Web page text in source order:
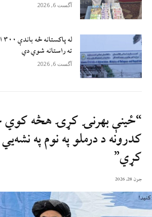
آگست 6, 2026
ته راستانه شوي دي
آگست 6, 2026
“ځینې بهرنۍ کړۍ هڅه کوي
کدرونه د درملو په نوم په
کړي”
جون 28, 2026